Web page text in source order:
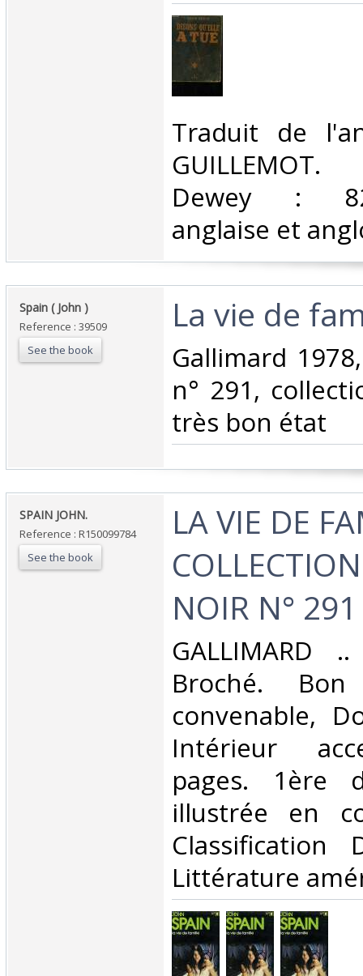
‎Traduit de
Dewey :
anglaise et
‎Spain ( John )‎
Reference : 39509
See the book
‎La vie de
‎Gallimard
n° 291,
très bon état‎
‎SPAIN JOHN.‎
Reference : R150099784
See the book
‎LA VIE DE
NOIR N° 291‎
‎GALLIMARD
Broché.
convenable,
Intérieur
pages. 1ère
illustrée en
Classification
Littérature